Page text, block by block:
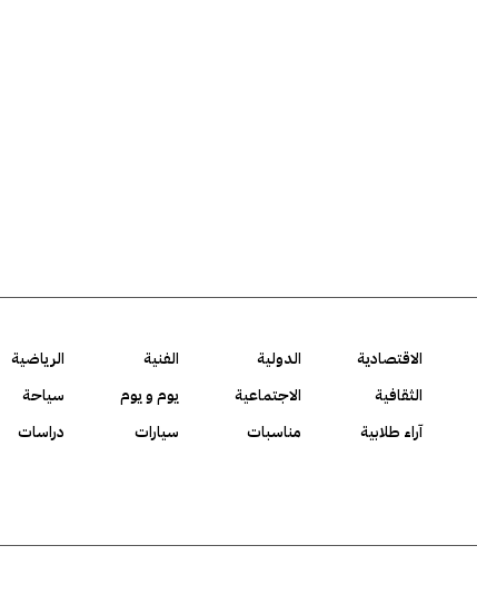
الاقتصادية الدولية الفنية
الرياضية
الثقافية الاجتماعية يوم و يوم
سياحة
آراء طلابية مناسبات سيارات
دراسات